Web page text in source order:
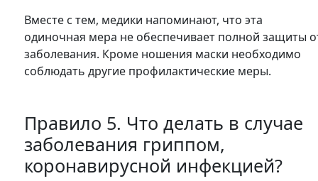
Вместе с тем, медики напоминают, что эта
одиночная мера не обеспечивает полной защиты
заболевания. Кроме ношения маски необходимо
соблюдать другие профилактические меры.
Правило 5. Что делать в случае
заболевания гриппом,
коронавирусной инфекцией?